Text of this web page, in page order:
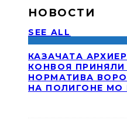
НОВОСТИ
SEE ALL
КАЗАЧАТА
КОНВОЯ
НОРМАТИВА
НА ПОЛИГОНЕ МО